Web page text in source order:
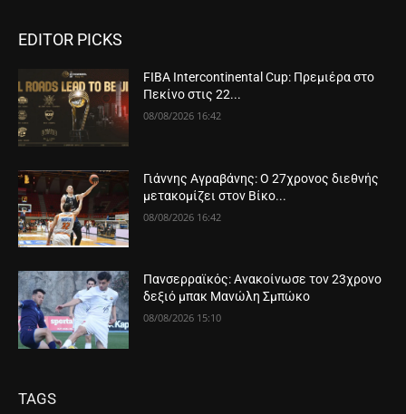
EDITOR PICKS
FIBA Intercontinental Cup: Πρεμιέρα στο
Πεκίνο στις 22...
08/08/2026 16:42
Γιάννης Αγραβάνης: Ο 27χρονος διεθνής
μετακομίζει στον Βίκο...
08/08/2026 16:42
Πανσερραϊκός: Ανακοίνωσε τον 23χρονο
δεξιό μπακ Μανώλη Σμπώκο
08/08/2026 15:10
TAGS